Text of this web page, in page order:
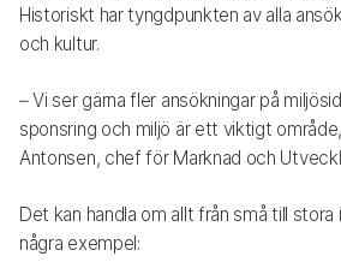
Historiskt har tyngdpunkten av alla
och kultur.
– Vi ser gärna fler ansökningar på
sponsring och miljö är ett viktigt
Antonsen, chef för Marknad och
Det kan handla om allt från små till stora
några exempel: